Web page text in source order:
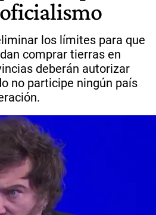
los límites para que
comprar tierras en
deberán autorizar
no participe ningún país